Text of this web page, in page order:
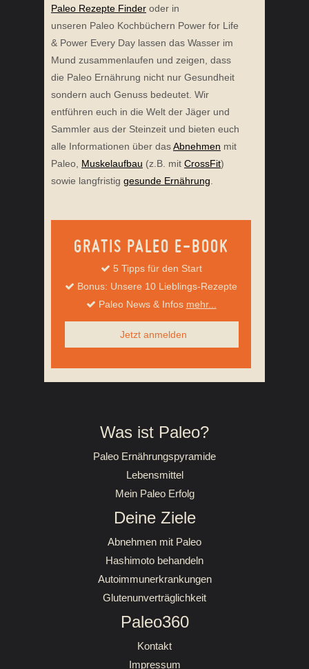
Paleo Rezepte Finder oder in
unseren Paleo Kochbüchern Power for Life
& Power Every Day lassen das Wasser im
Mund zusammenlaufen und zeigen, dass
die Paleo Ernährung nicht nur Gesundheit
sondern auch Genuss bedeutet. Wir
entführen euch in die Welt der Jäger und
Sammler aus der Steinzeit und bieten euch
alle Informationen über dasAbnehmen mit
Paleo, Muskelaufbau (z.B. mit CrossFit)
sowie langfristig gesunde Ernährung
GRATIS PALEO E-BOOK
5 Tipps für den Start
Bonus: Unsere 10 Lieblings-Rezepte
Paleo News & Infos mehr...
Jetzt anmelden
Was ist Paleo?
Paleo Ernährungspyramide
Lebensmittel
Mein Paleo Erfolg
Deine Ziele
Abnehmen mit Paleo
Hashimoto behandeln
Autoimmunerkrankungen
Glutenunverträglichkeit
Paleo360
Kontakt
Impressum